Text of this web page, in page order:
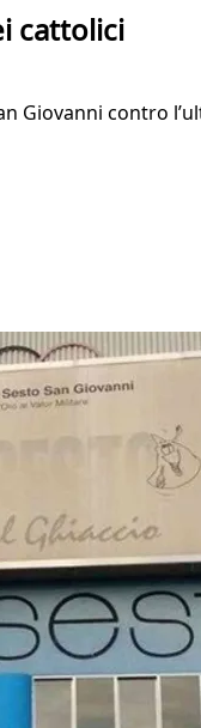
cattolici
Giovanni contro